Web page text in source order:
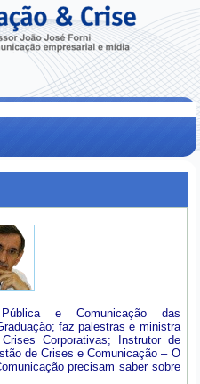
e Comunicação das
faz palestras e ministra
Corporativas; Instrutor de
de Crises e Comunicação – O
precisam saber sobre